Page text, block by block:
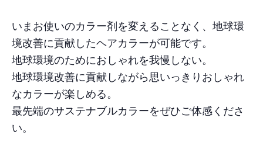
いまお使いのカラー剤を変えることなく、地球環
境改善に貢献したヘアカラーが可能です。
地球環境のためにおしゃれを我慢しない。
地球環境改善に貢献しながら思いっきりおしゃれ
なカラーが楽しめる。
最先端のサステナブルカラーをぜひご体感くださ
い。